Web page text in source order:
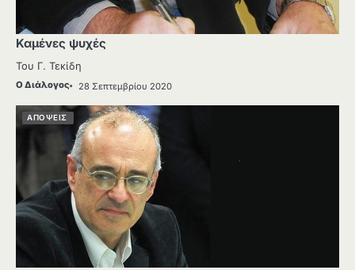
Καμένες ψυχές
Του Γ. Τεκίδη
Ο Διάλογος 28 Σεπτεμβρίου 2020
ΑΠΟΨΕΙΣ